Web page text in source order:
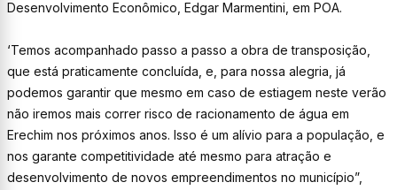
Desenvolvimento Econômico, Edgar Marmentini, em POA.
‘Temos acompanhado passo a passo a obra de transposição,
que está praticamente concluída, e, para nossa alegria, já
podemos garantir que mesmo em caso de estiagem neste verão
não iremos mais correr risco de racionamento de água em
Erechim nos próximos anos. Isso é um alívio para a população, e
nos garante competitividade até mesmo para atração e
desenvolvimento de novos empreendimentos no município”,